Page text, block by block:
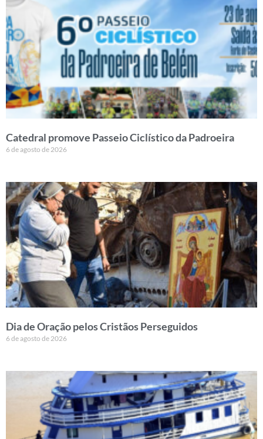
Catedral promove Passeio Ciclístico da Padroeira
6 de agosto de 2026
Dia de Oração pelos Cristãos Perseguidos
6 de agosto de 2026